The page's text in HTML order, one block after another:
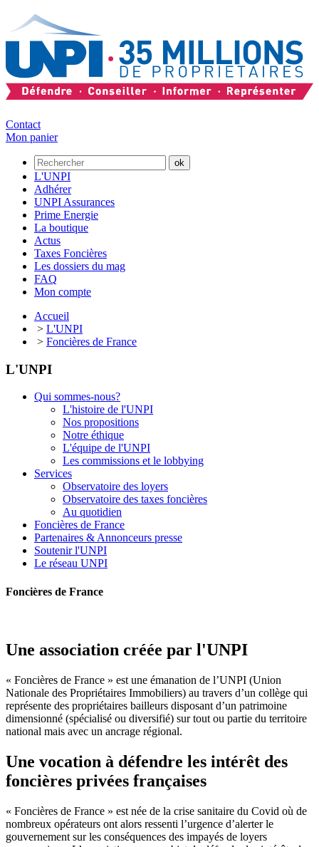
Contact
Mon panier
L'UNPI
Adhérer
UNPI Assurances
Prime Energie
La boutique
Actus
Taxes Foncières
Les dossiers du mag
FAQ
Mon compte
Accueil
> L'UNPI
> Foncières de France
L'UNPI
Qui sommes-nous?
L'histoire de l'UNPI
Nos propositions
Notre éthique
L'équipe de l'UNPI
Les commissions et le lobbying
Services
Observatoire des loyers
Observatoire des taxes foncières
Au quotidien
Foncières de France
Partenaires & Annonceurs presse
Soutenir l'UNPI
Le réseau UNPI
Foncières de France
Une association créée par l'UNPI
« Foncières de France » est une émanation de l’UNPI (Union
Nationale des Propriétaires Immobiliers) au travers d’un collège qui
représente des propriétaires bailleurs disposant d’un patrimoine
dimensionné (spécialisé ou diversifié) sur tout ou partie du territoire
national mais avec un ancrage régional.
Une vocation à défendre les intérêt des
foncières privées françaises
« Foncières de France » est née de la crise sanitaire du Covid où de
nombreux opérateurs ont alors ressenti l’urgence d’alerter le
gouvernement sur les conséquences des impayés de loyers